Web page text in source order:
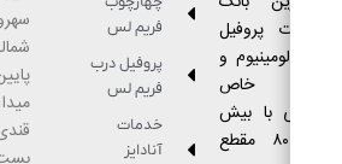
پروفیل
و
با بیش
از ۸۰۰۰ مقطع
فریم لس
پروفیل درب
فریم لس
آنادایز
سهروردی
پایین تراز
قندی، بن